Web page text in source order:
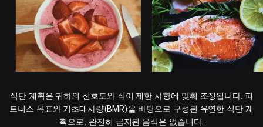
식단 계획은 귀하의 선호도와 식이 제한 사항에 맞춰 조정됩니다. 피
트니스 목표와 기초대사량(BMR)을 바탕으로 구성된 유연한 식단 계
획으로, 완전히 금지된 음식은 없습니다.